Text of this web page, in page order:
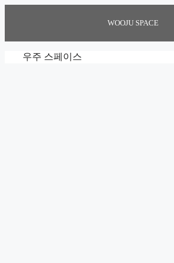
WOOJU SPACE
우주 스페이스